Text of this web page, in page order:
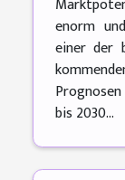
enorm
einer der
bis 2030...